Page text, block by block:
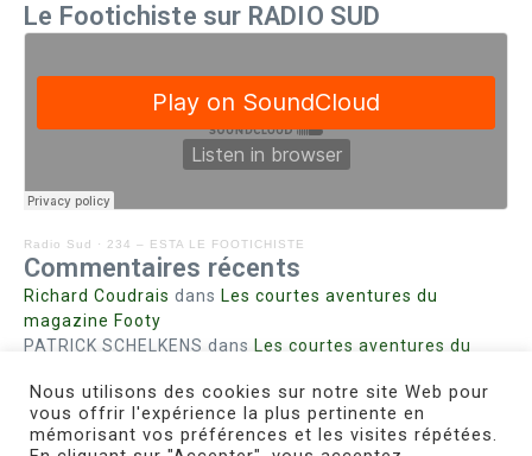
Le Footichiste sur RADIO SUD
Radio Sud · 234 – ESTA LE FOOTICHISTE
Commentaires récents
Richard Coudrais dans Les courtes aventures du
magazine Footy
PATRICK SCHELKENS dans Les courtes aventures du
Bohn fabiennedans Intrigues sanglantes à Mulhouse
Steph. RUTA dansLust for Nice
MIRMANDdansPieds agiles et champignons
Nous utilisons des cookies sur notre site Web pour
vous offrir l'expérience la plus pertinente en
mémorisant vos préférences et les visites répétées.